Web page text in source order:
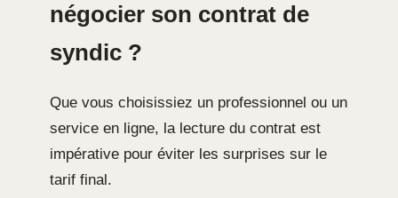
négocier son contrat de
syndic ?
Que vous choisissiez un professionnel ou un
service en ligne, la lecture du contrat est
impérative pour éviter les surprises sur le
tarif final.